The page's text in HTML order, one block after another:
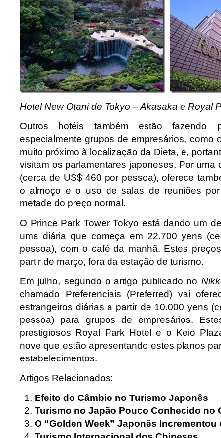
Hotel New Otani de Tokyo – Akasaka e Royal
Outros hotéis também estão fazendo
especialmente grupos de empresários, como
muito próximo à localização da Dieta, e,
visitam os parlamentares japoneses. Por uma
(cerca de US$ 460 por pessoa), oferece
o almoço e o uso de salas de reuniões
metade do preço normal.
O Prince Park Tower Tokyo está dando um
uma diária que começa em 22.700 yens
pessoa), com o café da manhã. Estes
partir de março, fora da estação de turismo.
Em julho, segundo o artigo publicado no
chamado Preferenciais (Preferred) vai
estrangeiros diárias a partir de 10.000 yens
pessoa) para grupos de empresários.
prestigiosos Royal Park Hotel e o Keio
nove que estão apresentando estes planos
estabelecimentos.
Artigos Relacionados:
Efeito do Câmbio no Turismo Japonês
Turismo no Japão Pouco Conhecido no
O “Golden Week” Japonês Incrementou